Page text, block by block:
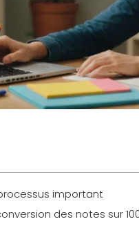
important
des notes sur